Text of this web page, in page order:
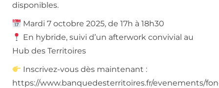
disponibles.
Mardi 7 octobre 2025, de 17h à 18h30
En hybride, suivi d’un afterwork convivial au
Hub des Territoires
Inscrivez-vous dès maintenant :
https://www.banquedesterritoires.fr/evenements/